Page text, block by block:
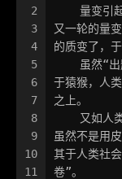
2
3
4
5
6
7
8
9
10
11
量变引
又一轮的量
的质变了，
虽然“出
于猿猴，人
之上。
又如人
虽然不是用
其于人类社
卷”。